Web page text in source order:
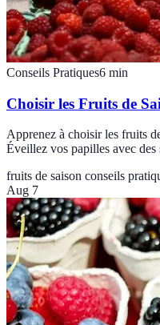
Conseils Pratiques6 min
Choisir les Fruits de
Apprenez à choisir les fruits
Éveillez vos papilles avec des
fruits de saison conseils
Aug 7